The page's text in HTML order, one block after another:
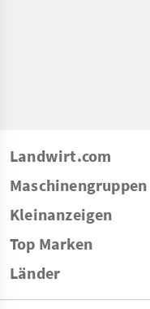
Landwirt.com
Maschinengruppen
Kleinanzeigen
Top Marken
Länder